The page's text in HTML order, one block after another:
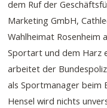
dem Ruf der
Marketing GmbH,
Wahlheimat Rosenheim
Sportart und dem Harz
arbeitet der
als Sportmanager beim
Hensel wird nichts